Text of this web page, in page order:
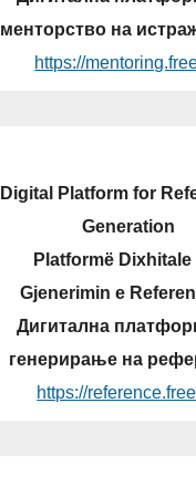
менторство на
https://
Digital Platform for
Generation
Platformë Dixhitale
Gjenerimin e
Дигитална
генерирање на
https://